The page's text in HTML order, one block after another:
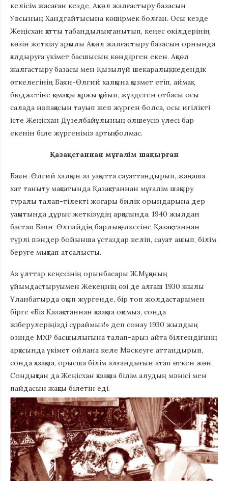
келісім жасаған кезде, Ақкөл жалғастыру базасын
Увсының Хандгайтысына көшірмек болған. Осы кезде
Жеңісхан қатты табандылық танытып, кеңес өкілдерінің
көзін жеткізу арқылы Ақкөл жалғастыру базасын орнында
қалдыруға үкімет басшысын көндірген екен. Ақкөл
жалғастыру базасы мен Қызылүй шекаралық, кедендік
өткелегінің Баян-Өлгий халқына қызмет етіп, аймақ
бюджетіне қомақты қаржы құйып, жүздеген отбасы осы
салада нәпақасын тауып жеп жүрген болса, осы игілікті
істе Жеңісхан Дүзелбайұлының өлшеусіз үлесі бар
екенін біле жүргеніміз артық болмас.
Қазақстаннан мұғалім шақырған
Баян-Өлгий халқын аз уақытта сауаттандырып, жаңаша
хат таныту мақсатында Қазақстаннан мұғалім шақыру
туралы талап-тілекті жоғары билік орындарына дер
уақытында дұрыс жеткізудің арқасында, 1940 жылдан
бастап Баян-Өлгийдің барлық өлкесіне Қазақстаннан
түрлі пәндер бойынша ұстаздар келіп, сауат ашып, білім
беруге мықтап атсалысты.
Аз ұлттар кеңесінің орынбасары Ж.Мұқаның
ұйымдастыруымен Жекеңнің өзі де алғаш 1930 жылы
Ұланбатырда оқып жүргенде, бір топ жолдастарымен
бірге «Біз Қазақстаннан қазақша оқимыз, сонда
жіберулеріңізді сұраймыз!» деп сонау 1930 жылдың
өзінде МХР басшылығына талап-арыз айта білгендігінің
арқасында үкімет ойлана келе Мәскеуге аттандырып,
сонда қазақша, орысша білім алғандығын атап өткен жөн.
Сондықтан да Жеңісхан қазақша білім алудың мәнісі мен
пайдасын жақсы білетін еді.